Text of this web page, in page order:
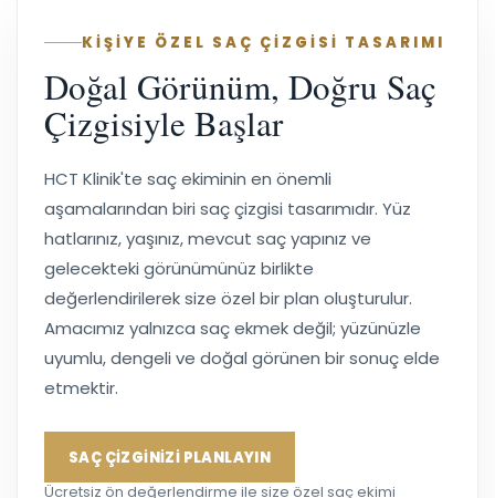
KİŞİYE ÖZEL SAÇ ÇİZGİSİ TASARIMI
Doğal Görünüm, Doğru Saç
Çizgisiyle Başlar
HCT Klinik'te saç ekiminin en önemli
aşamalarından biri saç çizgisi tasarımıdır. Yüz
hatlarınız, yaşınız, mevcut saç yapınız ve
gelecekteki görünümünüz birlikte
değerlendirilerek size özel bir plan oluşturulur.
Amacımız yalnızca saç ekmek değil; yüzünüzle
uyumlu, dengeli ve doğal görünen bir sonuç elde
etmektir.
SAÇ ÇİZGİNİZİ PLANLAYIN
Ücretsiz ön değerlendirme ile size özel saç ekimi